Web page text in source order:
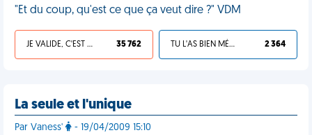
"Et du coup, qu'est ce que ça veut dire ?" VDM
JE VALIDE, C'EST UNE VDM 35 762 TU L'AS BIEN MÉRITÉ 2 364
La seule et l'unique
Par Vaness' - 19/04/2009 15:10